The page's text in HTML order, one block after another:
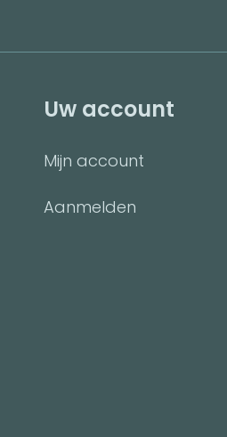
Uw account
Mijn account
Aanmelden